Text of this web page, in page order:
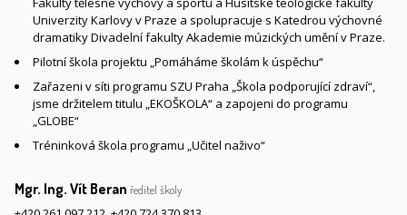
Univerzity Karlovy v Praze a spolupracuje s Katedrou výchovné
dramatiky Divadelní fakulty Akademie múzických umění v Praze.
Pilotní škola projektu „Pomáháme školám k úspěchu“
Zařazeni v síti programu SZU Praha „Škola podporující zdraví“,
jsme držitelem titulu „EKOŠKOLA“ a zapojeni do programu
„GLOBE“
Tréninková škola programu „Učitel naživo“
Mgr. Ing. Vít Beran ředitel školy